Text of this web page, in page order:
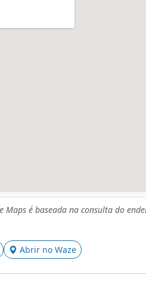
Maps é baseada na consulta do
Abrir no Waze